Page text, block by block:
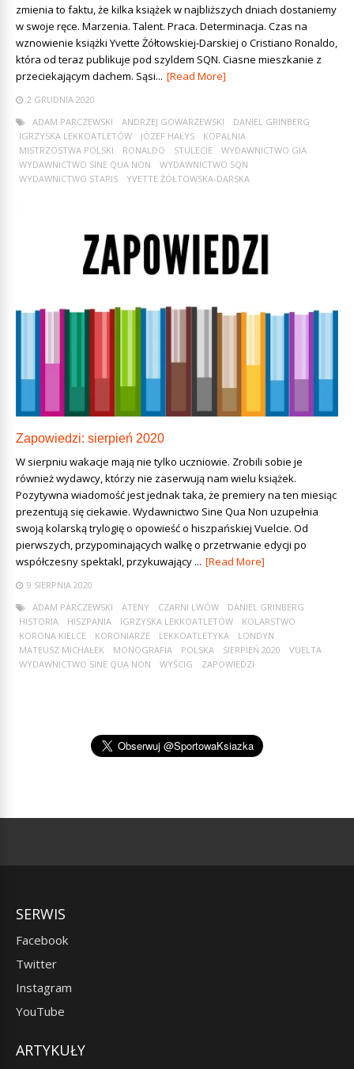
zmienia to faktu, że kilka książek w najbliższych dniach dostaniemy
w swoje ręce. Marzenia. Talent. Praca. Determinacja. Czas na
wznowienie książki Yvette Żółtowskiej-Darskiej o Cristiano Ronaldo,
która od teraz publikuje pod szyldem SQN. Ciasne mieszkanie z
przeciekającym dachem. Sąsi... [Read More]
2 GRUDNIA 2020
ADAM PARCZEWSKI
ANDRZEJ GOWARZEWSKI
DANIEL GRINBERG
IGRZYSKA LEKKOATLETÓW
JÓZEF HAŁYS
KOPALNIA
MISTRZOSTWA POLSKI
RONALDO STULECIE
WYDAWNICTWO GIA
WYDAWNICTWO SINE QUA NON
WYDAWNICTWO SQN
WYDAWNICTWO STAPIS
YVETTE ŻÓŁTOWSKA-DARSKA
Zapowiedzi: sierpień 2020
W sierpniu wakacje mają nie tylko uczniowie. Zrobili sobie je
również wydawcy, którzy nie zaserwują nam wielu książek.
Pozytywna wiadomość jest jednak taka, że premiery na ten miesiąc
prezentują się ciekawie. Wydawnictwo Sine Qua Non uzupełnia
swoją kolarską trylogię o opowieść o hiszpańskiej Vuelcie. Od
pierwszych, przypominających walkę o przetrwanie edycji po
współczesny spektakl, przykuwający ... [Read More]
9 SIERPNIA 2020
ADAM PARCZEWSKI
ATENY CZARNI LWÓW
DANIEL GRINBERG
HISTORIA
HISZPANIA IGRZYSKA LEKKOATLETÓW
KOLARSTWO
KORONA KIELCE
KORONIARZE LEKKOATLETYKA
LONDYN
MATEUSZ MICHAŁEK
MONOGRAFIA POLSKA SIERPIEŃ 2020
VUELTA
WYDAWNICTWO SINE QUA NON
WYŚCIG ZAPOWIEDZI
SERWIS
Facebook
Twitter
Instagram
YouTube
ARTYKUŁY